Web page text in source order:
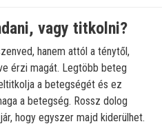
vagy titkolni?
hanem attól a ténytől,
érzi magát. Legtöbb beteg
a betegségét és ez
a betegség. Rossz dolog
hogy egyszer majd kiderülhet.